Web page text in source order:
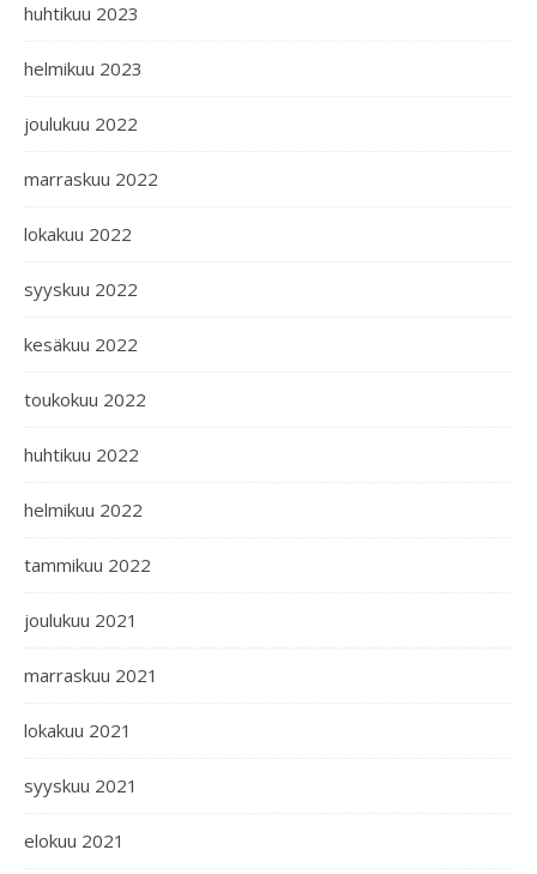
huhtikuu 2023
helmikuu 2023
joulukuu 2022
marraskuu 2022
lokakuu 2022
syyskuu 2022
kesäkuu 2022
toukokuu 2022
huhtikuu 2022
helmikuu 2022
tammikuu 2022
joulukuu 2021
marraskuu 2021
lokakuu 2021
syyskuu 2021
elokuu 2021